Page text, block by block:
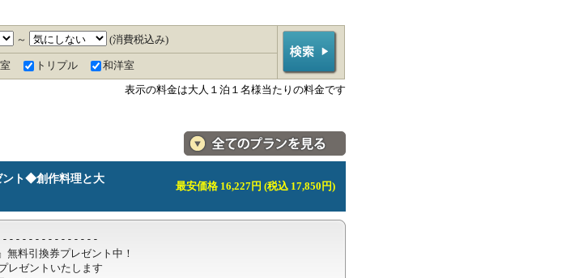
～ (消費税込み)
室 トリプル
和洋室
表示の料金は大人１泊１名様当たりの料金です
料金・宿泊プラン一覧へ
ント◆創作料理と大
最安価格 16,227円 (税込 17,850円)
-----------------
無料引換券プレゼント中！
レゼントいたします